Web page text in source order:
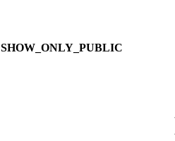
SHOW_ONLY_PUBLIC